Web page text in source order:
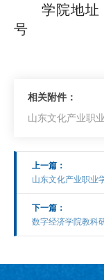
学院地址
号
相关附件：
山东文化产业职
上一篇：
山东文化产业职业
下一篇：
数字经济学院教科